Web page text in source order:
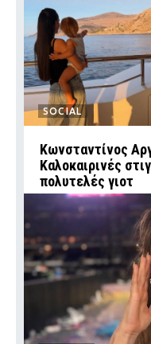
SOCIAL
Κωνσταντίνος
Καλοκαιρινές
πολυτελές γιοτ